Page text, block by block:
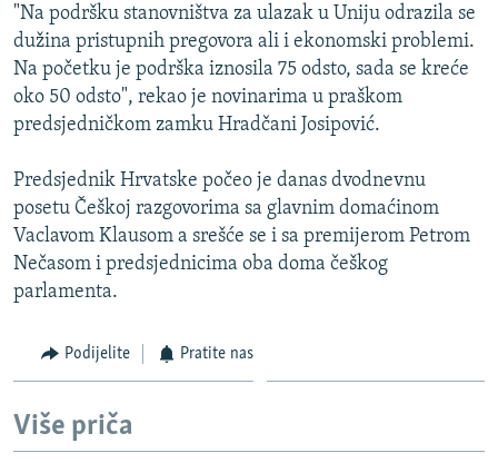
"Na podršku stanovništva za ulazak u Uniju odrazila se
dužina pristupnih pregovora ali i ekonomski problemi.
Na početku je podrška iznosila 75 odsto, sada se kreće
oko 50 odsto", rekao je novinarima u praškom
predsjedničkom zamku Hradčani Josipović.
Predsjednik Hrvatske počeo je danas dvodnevnu
posetu Češkoj razgovorima sa glavnim domaćinom
Vaclavom Klausom a srešće se i sa premijerom Petrom
Nečasom i predsjednicima oba doma češkog
parlamenta.
Podijelite Pratite nas
Više priča